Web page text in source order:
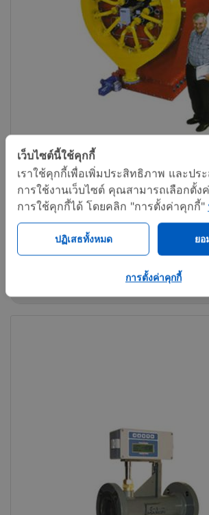
Powerplant and Process Burners
เว็บไซต์นี้ใช้คุกกี้
เราใช้คุกกี้เพื่อเพิ่มประสิทธิภาพ และป
การใช้งานเว็บไซต์ คุณสามารถเลือกตั้ง
การใช้คุกกี้ได้ โดยคลิก "การตั้งค่าคุกกี้"
ปฏิเสธทั้งหมด ยอ
การตั้งค่าคุกกี้